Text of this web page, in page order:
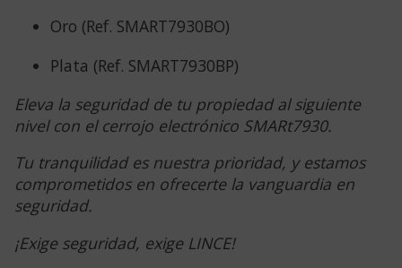
Oro (Ref. SMART7930BO)
Plata (Ref. SMART7930BP)
Eleva la seguridad de tu propiedad al siguiente
nivel con el cerrojo electrónico SMARt7930.
Tu tranquilidad es nuestra prioridad, y estamos
comprometidos en ofrecerte la vanguardia en
seguridad.
¡Exige seguridad, exige LINCE!